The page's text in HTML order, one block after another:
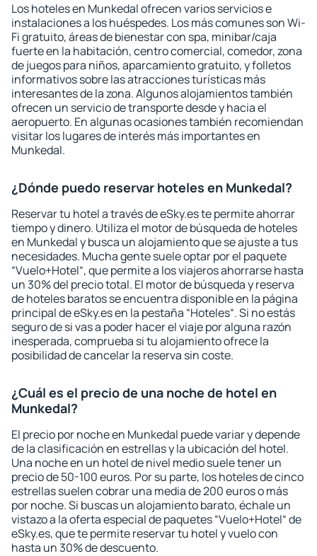
Los hoteles en Munkedal ofrecen varios servicios e
instalaciones a los huéspedes. Los más comunes son Wi-
Fi gratuito, áreas de bienestar con spa, minibar/caja
fuerte en la habitación, centro comercial, comedor, zona
de juegos para niños, aparcamiento gratuito, y folletos
informativos sobre las atracciones turísticas más
interesantes de la zona. Algunos alojamientos también
ofrecen un servicio de transporte desde y hacia el
aeropuerto. En algunas ocasiones también recomiendan
visitar los lugares de interés más importantes en
Munkedal.
¿Dónde puedo reservar hoteles en Munkedal?
Reservar tu hotel a través de eSky.es te permite ahorrar
tiempo y dinero. Utiliza el motor de búsqueda de hoteles
en Munkedal y busca un alojamiento que se ajuste a tus
necesidades. Mucha gente suele optar por el paquete
“Vuelo+Hotel“, que permite a los viajeros ahorrarse hasta
un 30% del precio total. El motor de búsqueda y reserva
de hoteles baratos se encuentra disponible en la página
principal de eSky.es en la pestaña “Hoteles“. Si no estás
seguro de si vas a poder hacer el viaje por alguna razón
inesperada, comprueba si tu alojamiento ofrece la
posibilidad de cancelar la reserva sin coste.
¿Cuál es el precio de una noche de hotel en
Munkedal?
El precio por noche en Munkedal puede variar y depende
de la clasificación en estrellas y la ubicación del hotel.
Una noche en un hotel de nivel medio suele tener un
precio de 50-100 euros. Por su parte, los hoteles de cinco
estrellas suelen cobrar una media de 200 euros o más
por noche. Si buscas un alojamiento barato, échale un
vistazo a la oferta especial de paquetes “Vuelo+Hotel“ de
eSky.es, que te permite reservar tu hotel y vuelo con
hasta un 30% de descuento.